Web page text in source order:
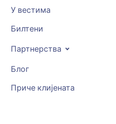
У вестима
Билтени
Партнерства
Блог
Приче клијената